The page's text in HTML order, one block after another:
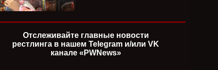
Отслеживайте главные новости
рестлинга в нашем Telegram и/или VK
канале «PWNews»